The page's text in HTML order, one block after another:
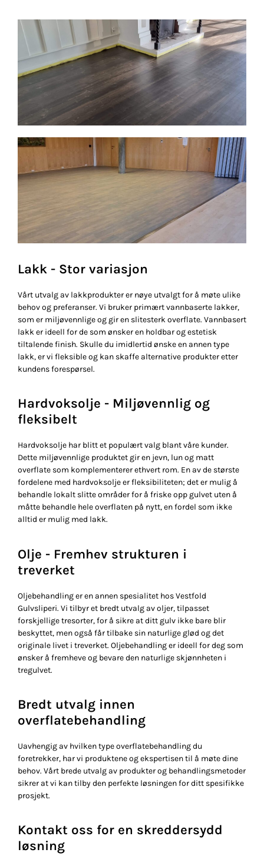
Lakk - Stor variasjon
Vårt utvalg av lakkprodukter er nøye utvalgt for å møte ulike
behov og preferanser. Vi bruker primært vannbaserte lakker,
som er miljøvennlige og gir en slitesterk overflate. Vannbasert
lakk er ideell for de som ønsker en holdbar og estetisk
tiltalende finish. Skulle du imidlertid ønske en annen type
lakk, er vi fleksible og kan skaffe alternative produkter etter
kundens forespørsel.
Hardvoksolje - Miljøvennlig og
fleksibelt
Hardvoksolje har blitt et populært valg blant våre kunder.
Dette miljøvennlige produktet gir en jevn, lun og matt
overflate som komplementerer ethvert rom. En av de største
fordelene med hardvoksolje er fleksibiliteten; det er mulig å
behandle lokalt slitte områder for å friske opp gulvet uten å
måtte behandle hele overflaten på nytt, en fordel som ikke
alltid er mulig med lakk.
Olje - Fremhev strukturen i
treverket
Oljebehandling er en annen spesialitet hos Vestfold
Gulvsliperi. Vi tilbyr et bredt utvalg av oljer, tilpasset
forskjellige tresorter, for å sikre at ditt gulv ikke bare blir
beskyttet, men også får tilbake sin naturlige glød og det
originale livet i treverket. Oljebehandling er ideell for deg som
ønsker å fremheve og bevare den naturlige skjønnheten i
tregulvet.
Bredt utvalg innen
overflatebehandling
Uavhengig av hvilken type overflatebehandling du
foretrekker, har vi produktene og ekspertisen til å møte dine
behov. Vårt brede utvalg av produkter og behandlingsmetoder
sikrer at vi kan tilby den perfekte løsningen for ditt spesifikke
prosjekt.
Kontakt oss for en skreddersydd
løsning